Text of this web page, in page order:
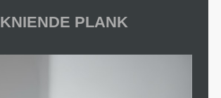
KNIENDE PLANK